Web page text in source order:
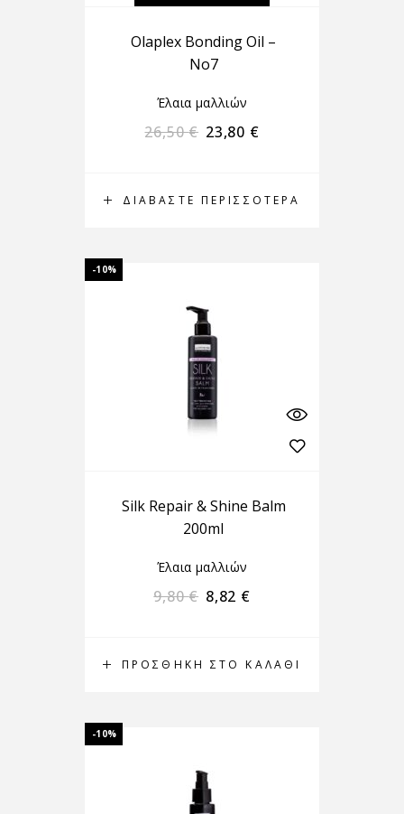
ΔΙΑΒΆΣΤΕ ΠΕΡΙΣΣΌΤΕΡΑ
Olaplex Bonding Oil –
No7
Έλαια μαλλιών
26,50€ 23,80 €
-10%
ΠΡΟΣΘΉΚΗ ΣΤΟ ΚΑΛΆΘΙ
Silk Repair & Shine Balm
200ml
Έλαια μαλλιών
9,80€ 8,82 €
-10%